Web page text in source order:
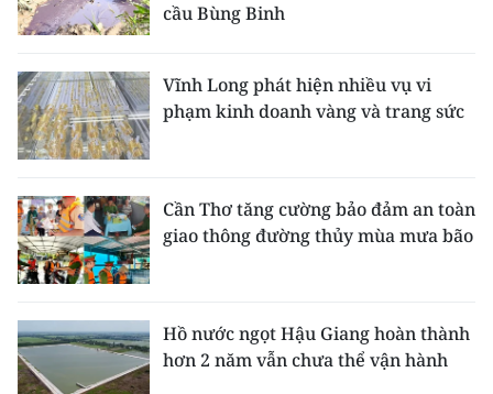
cầu Bùng Binh
Vĩnh Long phát hiện nhiều vụ vi
phạm kinh doanh vàng và trang sức
Cần Thơ tăng cường bảo đảm an toàn
giao thông đường thủy mùa mưa bão
Hồ nước ngọt Hậu Giang hoàn thành
hơn 2 năm vẫn chưa thể vận hành